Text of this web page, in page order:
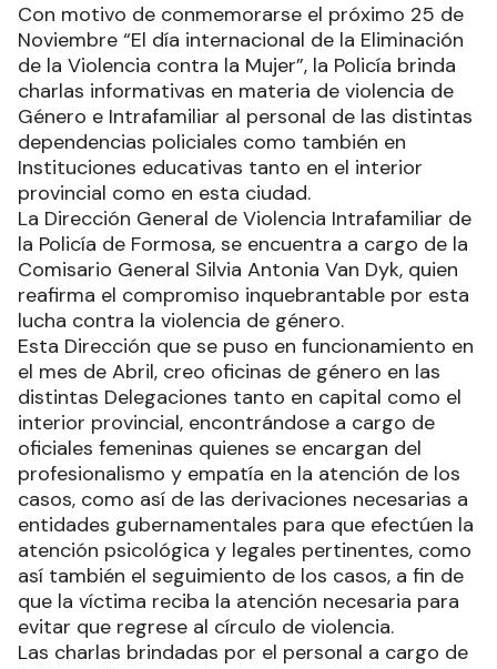
Con motivo de conmemorarse el próximo 25 de
Noviembre “El día internacional de la Eliminación
de la Violencia contra la Mujer”, la Policía brinda
charlas informativas en materia de violencia de
Género e Intrafamiliar al personal de las distintas
dependencias policiales como también en
Instituciones educativas tanto en el interior
provincial como en esta ciudad.
La Dirección General de Violencia Intrafamiliar de
la Policía de Formosa, se encuentra a cargo de la
Comisario General Silvia Antonia Van Dyk, quien
reafirma el compromiso inquebrantable por esta
lucha contra la violencia de género.
Esta Dirección que se puso en funcionamiento en
el mes de Abril, creo oficinas de género en las
distintas Delegaciones tanto en capital como el
interior provincial, encontrándose a cargo de
oficiales femeninas quienes se encargan del
profesionalismo y empatía en la atención de los
casos, como así de las derivaciones necesarias a
entidades gubernamentales para que efectúen la
atención psicológica y legales pertinentes, como
así también el seguimiento de los casos, a fin de
que la víctima reciba la atención necesaria para
evitar que regrese al círculo de violencia.
Las charlas brindadas por el personal a cargo de